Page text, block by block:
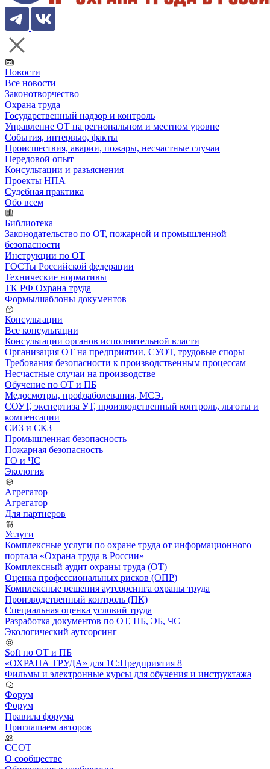
Новости
Все новости
Законотворчество
Охрана труда
Государственный надзор и контроль
Управление ОТ на региональном и местном уровне
События, интервью, факты
Происшествия, аварии, пожары, несчастные случаи
Передовой опыт
Консультации и разъяснения
Проекты НПА
Судебная практика
Обо всем
Библиотека
Законодательство по ОТ, пожарной и промышленной
безопасности
Инструкции по ОТ
ГОСТы Российской федерации
Технические нормативы
ТК РФ Охрана труда
Формы/шаблоны документов
Консультации
Все консультации
Консультации органов исполнительной власти
Организация ОТ на предприятии, СУОТ, трудовые споры
Требования безопасности к производственным процессам
Несчастные случаи на производстве
Обучение по ОТ и ПБ
Медосмотры, профзаболевания, МСЭ.
СОУТ, экспертиза УТ, производственный контроль, льготы и
компенсации
СИЗ и СКЗ
Промышленная безопасность
Пожарная безопасность
ГО и ЧС
Экология
Агрегатор
Агрегатор
Для партнеров
Услуги
Комплексные услуги по охране труда от информационного
портала «Охрана труда в России»
Комплексный аудит охраны труда (ОТ)
Оценка профессиональных рисков (ОПР)
Комплексные решения аутсорсинга охраны труда
Производственный контроль (ПК)
Специальная оценка условий труда
Разработка документов по ОТ, ПБ, ЭБ, ЧС
Экологический аутсорсинг
Soft по ОТ и ПБ
«ОХРАНА ТРУДА» для 1С:Предприятия 8
Фильмы и электронные курсы для обучения и инструктажа
Форум
Форум
Правила форума
Приглашаем авторов
ССОТ
О сообществе